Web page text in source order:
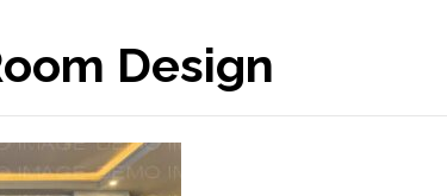
Design